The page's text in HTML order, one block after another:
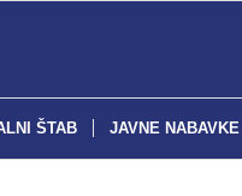
ŠTAB JAVNE NABAVKE